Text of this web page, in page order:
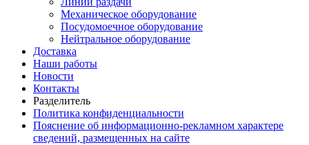
Механическое оборудование
Посудомоечное оборудование
Нейтральное оборудование
Доставка
Наши работы
Новости
Контакты
Разделитель
Политика конфиденциальности
Пояснение об информационно-рекламном характере
сведений, размещенных на сайте